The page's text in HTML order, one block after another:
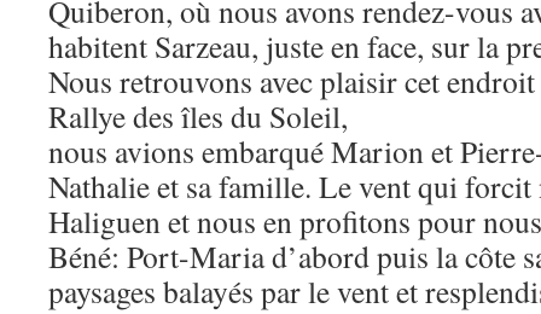
Quiberon, où nous avons rendez-vous
habitent Sarzeau, juste en face, sur la
Nous retrouvons avec plaisir cet
Rallye des îles du Soleil,
nous avions embarqué Marion et
Nathalie et sa famille. Le vent qui forcit
Haliguen et nous en profitons pour
Béné: Port-Maria d’abord puis la côte
paysages balayés par le vent et